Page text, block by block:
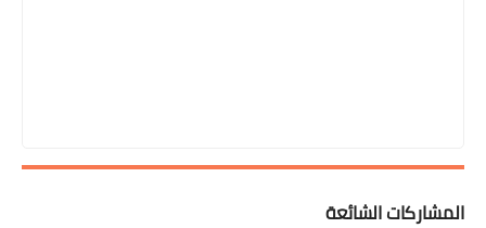
المشاركات الشائعة